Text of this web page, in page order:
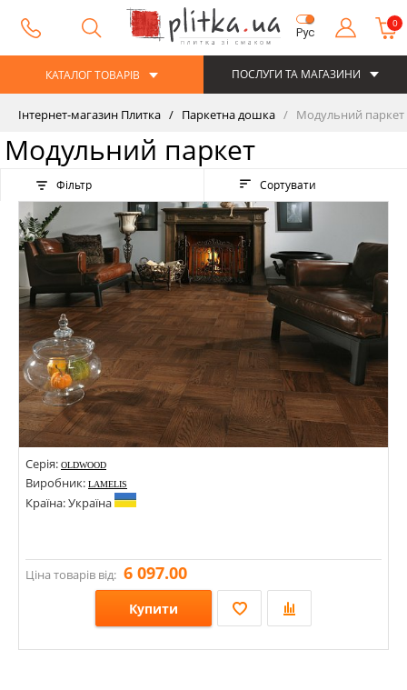
Рус
0
КАТАЛОГ ТОВАРІВ ПОСЛУГИ ТА МАГАЗИНИ
Інтернет-магазин Плитка Паркетна дошка Модульний паркет
Модульний паркет
Фільтр Сортувати
Серія: OLDWOOD
Виробник: LAMELIS
Країна: Україна
Ціна товарів від: 6 097.00
Купити